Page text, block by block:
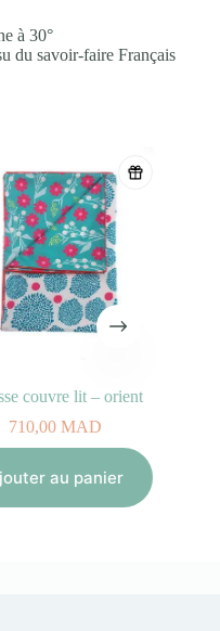
à 30°
du savoir-faire Français
couvre lit – orient
710,00MAD
au panier